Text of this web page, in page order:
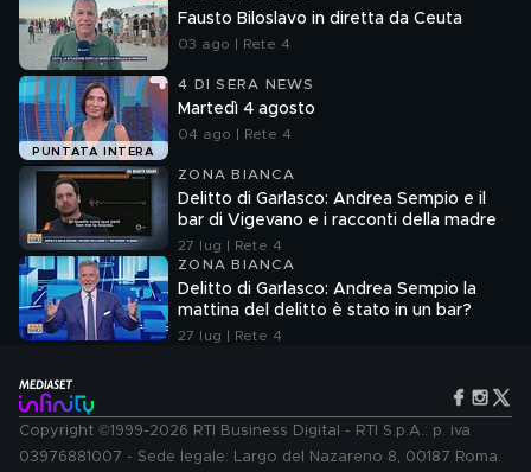
Fausto Biloslavo in diretta da Ceuta
03 ago | Rete 4
PUNTATA INTERA
4 DI SERA NEWS
Martedì 4 agosto
04 ago | Rete 4
ZONA BIANCA
Delitto di Garlasco: Andrea Sempio e il
bar di Vigevano e i racconti della madre
27 lug | Rete 4
ZONA BIANCA
Delitto di Garlasco: Andrea Sempio la
mattina del delitto è stato in un bar?
27 lug | Rete 4
Copyright ©1999-2026 RTI Business Digital - RTI S.p.A.: p. iva
03976881007 - Sede legale: Largo del Nazareno 8, 00187 Roma.